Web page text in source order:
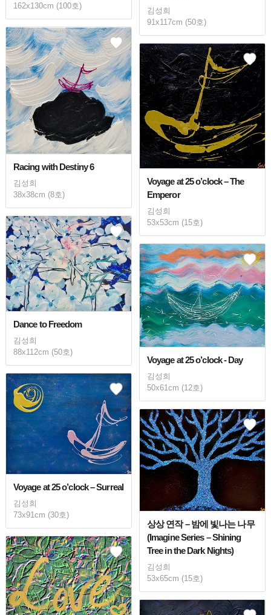
162x130cm (100호)
김성희
91x117cm (50호)
Racing with Destiny 6
김성희
38x38cm (8호)
Voyage at 25 o’clock – The
Emperor
김성희
53x53cm (15호)
Dance to Freedom
김성희
88x112cm (50호)
Voyage at 25 o’clock - Day
김성희
50x61cm (12호)
Voyage at 25 o’clock – Surreal
김성희
73x91cm (30호)
상상 연작 – 밤에 빛나는 나무
(Imagine Series – Shining
Tree in the Dark Nights)
김성희
53x65cm (15호)